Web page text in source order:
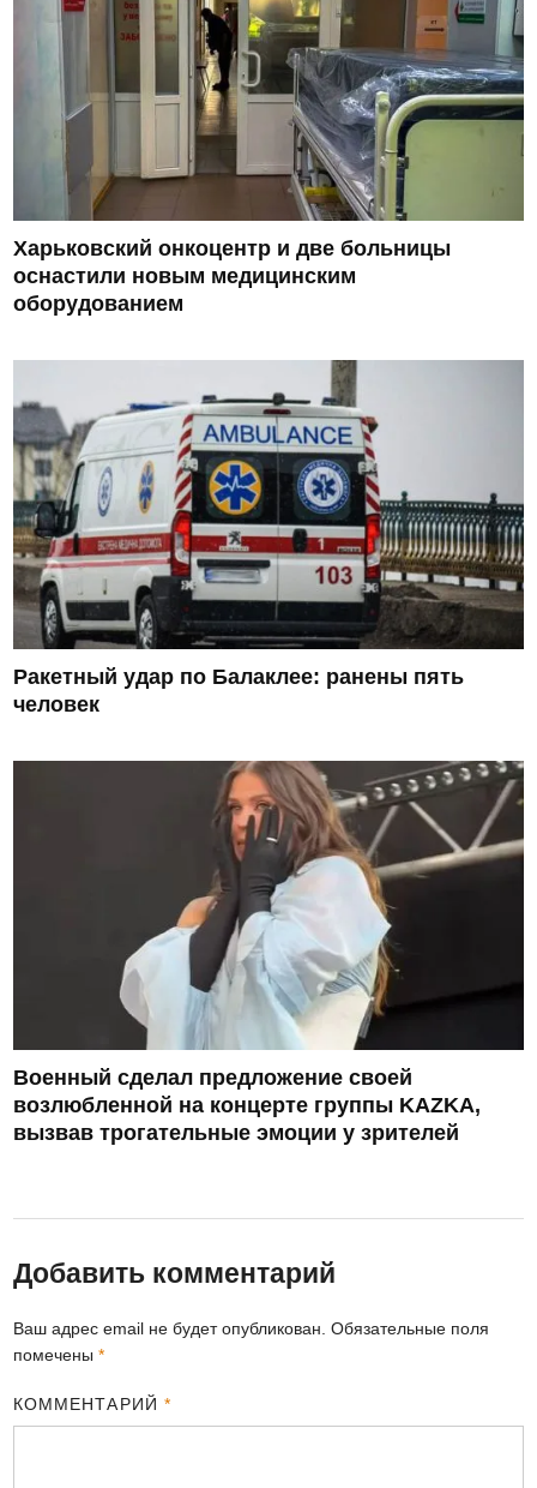
Харьковский онкоцентр и две больницы
оснастили новым медицинским
оборудованием
Ракетный удар по Балаклее: ранены пять
человек
Военный сделал предложение своей
возлюбленной на концерте группы KAZKA,
вызвав трогательные эмоции у зрителей
Добавить комментарий
Ваш адрес email не будет опубликован. Обязательные поля
помечены*
КОММЕНТАРИЙ *